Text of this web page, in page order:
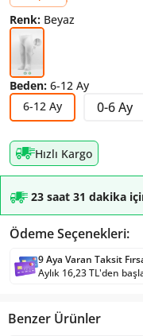
Renk: Beyaz
Beden: 6-12 Ay
6-12 Ay
0-6 Ay
Hızlı Kargo
23 saat 31 dakika
Ödeme Seçenekleri:
9 Aya Varan Taksit
Aylık 16,23 TL'den
Benzer Ürünler